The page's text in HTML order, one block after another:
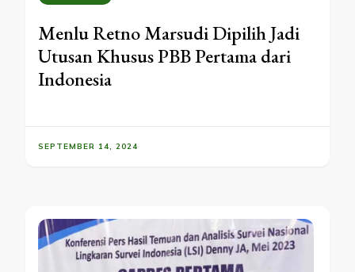
Menlu Retno Marsudi Dipilih Jadi
Utusan Khusus PBB Pertama dari
Indonesia
SEPTEMBER 14, 2024